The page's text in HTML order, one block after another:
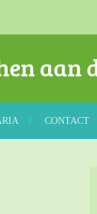
aan
CONTACT